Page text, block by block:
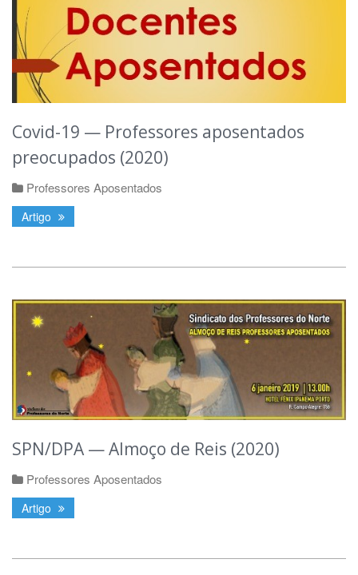
Covid-19 — Professores aposentados
preocupados (2020)
Professores Aposentados
Artigo
SPN/DPA — Almoço de Reis (2020)
Professores Aposentados
Artigo